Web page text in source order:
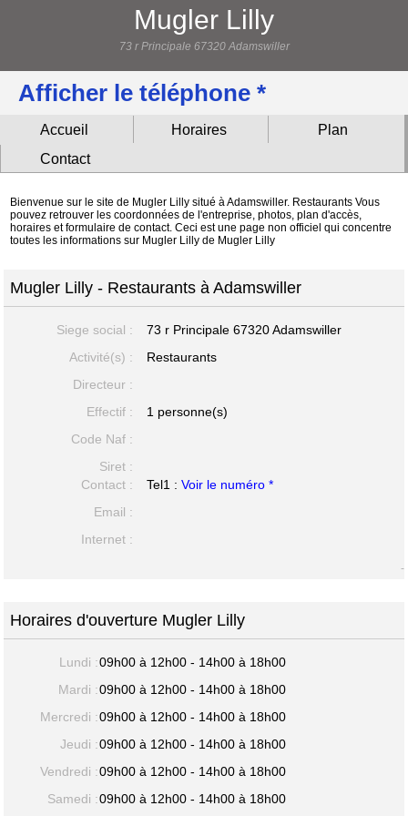
Mugler Lilly
73 r Principale 67320 Adamswiller
Afficher le téléphone *
Accueil Horaires
Plan
Contact
Bienvenue sur le site de Mugler Lilly situé à Adamswiller. Restaurants Vous
pouvez retrouver les coordonnées de l'entreprise, photos, plan d'accès,
horaires et formulaire de contact. Ceci est une page non officiel qui concentre
toutes les informations sur Mugler Lilly de Mugler Lilly
Mugler Lilly - Restaurants à Adamswiller
Siege social : 73 r Principale67320 Adamswiller
Activité(s) :
Restaurants
Directeur :
Effectif :
1 personne(s)
Code Naf :
Siret :
Contact :
Tel1 :Voir le numéro *
Email :
Internet :
-
Horaires d'ouverture Mugler Lilly
Lundi :09h00 à 12h00 - 14h00 à 18h00
Mardi :09h00 à 12h00 - 14h00 à 18h00
Mercredi :09h00 à 12h00 - 14h00 à 18h00
Jeudi :09h00 à 12h00 - 14h00 à 18h00
Vendredi :09h00 à 12h00 - 14h00 à 18h00
Samedi :09h00 à 12h00 - 14h00 à 18h00